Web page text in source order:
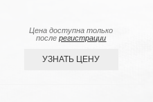
Цена доступна только
послерегистрации
УЗНАТЬ ЦЕНУ